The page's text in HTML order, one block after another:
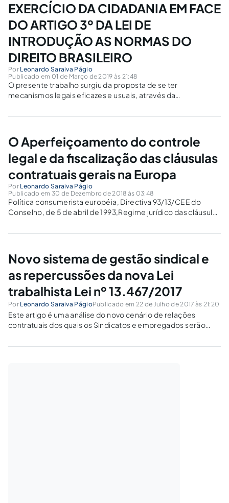
EXERCÍCIO DA CIDADANIA EM FACE
DO ARTIGO 3º DA LEI DE
INTRODUÇÃO AS NORMAS DO
DIREITO BRASILEIRO
Por Leonardo Saraiva Págio
Publicado em 01 de Março de 2019 às 21:48
O presente trabalho surgiu da proposta de se ter
mecanismos legais eficazes e usuais, através da
socialização do conhecimento fornecido pelo Estado, a fim
O Aperfeiçoamento do controle
legal e da fiscalização das cláusulas
contratuais gerais na Europa
Por Leonardo Saraiva Págio
Publicado em 30 de Dezembro de 2018 às 03:48
Política consumerista européia, Directiva 93/13/CEE do
Conselho, de 5 de abril de 1993,Regime jurídico das cláusulas
Ação inibitória e seus efeitos e o Controle incidental e
Novo sistema de gestão sindical e
as repercussões da nova Lei
trabalhista Lei nº 13.467/2017
Por Leonardo Saraiva PágioPublicado em 22 de Julho de 2017 às 21:20
Este artigo é uma análise do novo cenário de relações
contratuais dos quais os Sindicatos e empregados serão
houver uma reforma conjuntural e organizada com foco em